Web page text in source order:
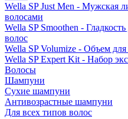
Wella SP Just Men - Мужская
волосами
Wella SP Smoothen -
волос
Wella SP Volumize - Объем
Wella SP Expert Kit - Набор
Волосы
Шампуни
Сухие шампуни
Антивозрастные шампуни
Для всех типов волос